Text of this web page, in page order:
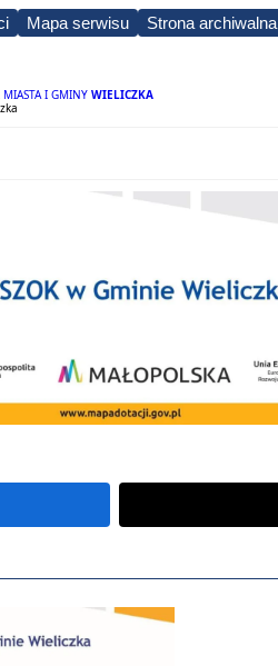
Mapa serwisu Strona archiwalna
MIASTA I GMINY WIELICZKA